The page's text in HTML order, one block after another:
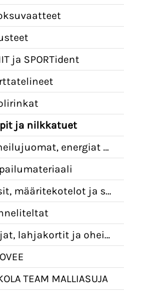
ja SPORTident
ja nilkkatuet
energiat ja juomavyöt
määritekotelot ja sadelipat
lahjakortit ja oheistuotteet
TEAM MALLIASUJA